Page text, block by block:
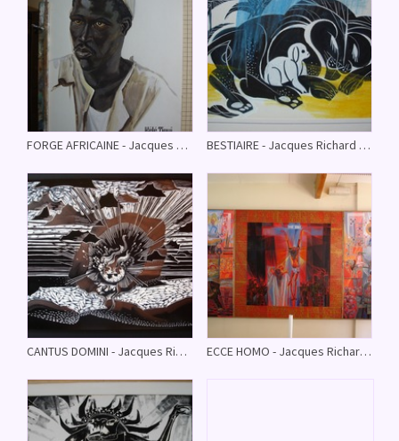
FORGE AFRICAINE - Jacques Richard Sassandra - (Extraits mis à jour le 09/11/08) BESTIAIRE - Jacques Richard Sassandra - (Extraits mis à jour le 09/11/08)
CANTUS DOMINI - Jacques Richard Sassandra - (Extraits mis à jour le 09/11/08) ECCE HOMO - Jacques Richard Sassandra - (Extraits mis à jour le 09/08/11)